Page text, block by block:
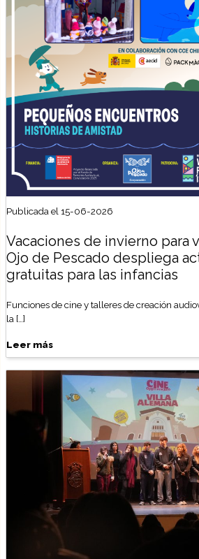
Publicada el 15-06-2026
Vacaciones de invierno para
Ojo de Pescado despliega
gratuitas para las infancias
Funciones de cine y talleres de creación
la […]
Leer más